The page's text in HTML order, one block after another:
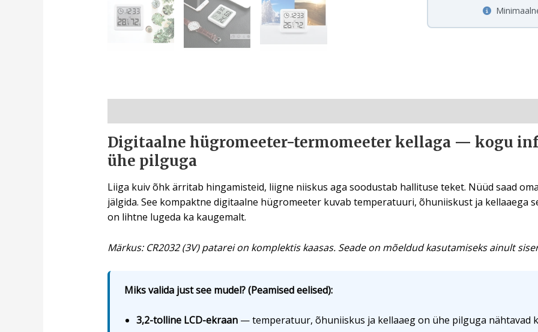
Digitaalne hügromeeter-termomeeter kellaga — kogu
ühe pilguga
Liiga kuiv õhk ärritab hingamisteid, liigne niiskus aga soodustab hallituse teket. Nüüd saad
jälgida. See kompaktne digitaalne hügromeeter kuvab temperatuuri, õhuniiskust ja kellaaega
on lihtne lugeda ka kaugemalt.
Märkus: CR2032 (3V) patarei on komplektis kaasas. Seade on mõeldud kasutamiseks ainult
Miks valida just see mudel? (Peamised eelised):
3,2-tolline LCD-ekraan— temperatuur, õhuniiskus ja kellaaeg on ühe pilguga nähtavad